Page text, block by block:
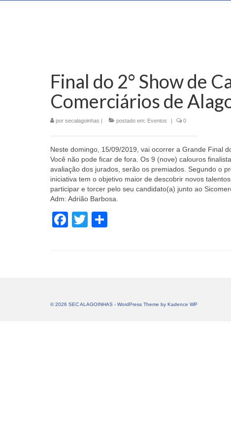
Final do 2° Show de
Comerciários de
por secalagoinhas | postado em: Eventos | 0
Neste domingo, 15/09/2019, vai ocorrer a Grande Final
Você não pode ficar de fora. Os 9 (nove) calouros
avaliação dos jurados, serão os premiados. Segundo o
iniciativa tem o objetivo maior de descobrir novos
participar e torcer pelo seu candidato(a) junto ao
Adm: Adrião Barbosa.
Facebook
Twitter
© 2026 SEC ALAGOINHAS - WordPress Theme by Kadence WP